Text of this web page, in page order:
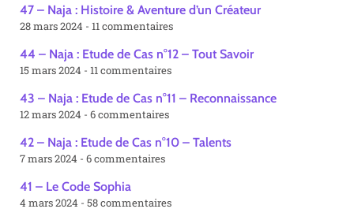
47 – Naja : Histoire & Aventure d’un Créateur
28 mars 2024 11 commentaires
44 – Naja : Etude de Cas n°12 – Tout Savoir
15 mars 2024 11 commentaires
43 – Naja : Etude de Cas n°11 – Reconnaissance
12 mars 2024 6 commentaires
42 – Naja : Etude de Cas n°10 – Talents
7 mars 2024 6 commentaires
41 – Le Code Sophia
4 mars 2024 58 commentaires